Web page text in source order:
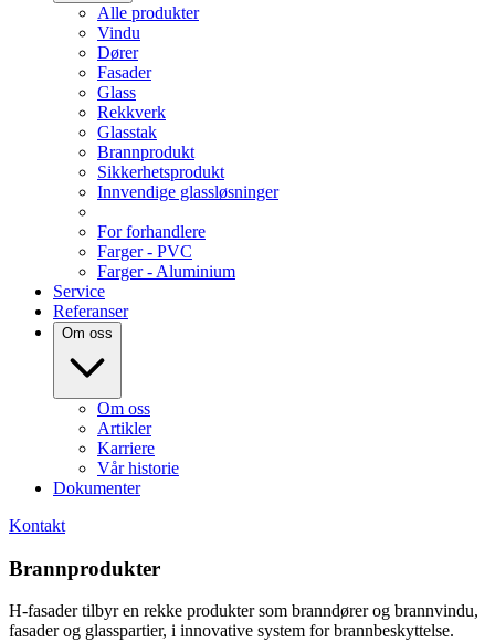
Alle produkter
Vindu
Dører
Fasader
Glass
Rekkverk
Glasstak
Brannprodukt
Sikkerhetsprodukt
Innvendige glassløsninger
For forhandlere
Farger - PVC
Farger - Aluminium
Service
Referanser
Om oss
Om oss
Artikler
Karriere
Vår historie
Dokumenter
Kontakt
Brannprodukter
H-fasader tilbyr en rekke produkter som branndører og brannvindu,
fasader og glasspartier, i innovative system for brannbeskyttelse.